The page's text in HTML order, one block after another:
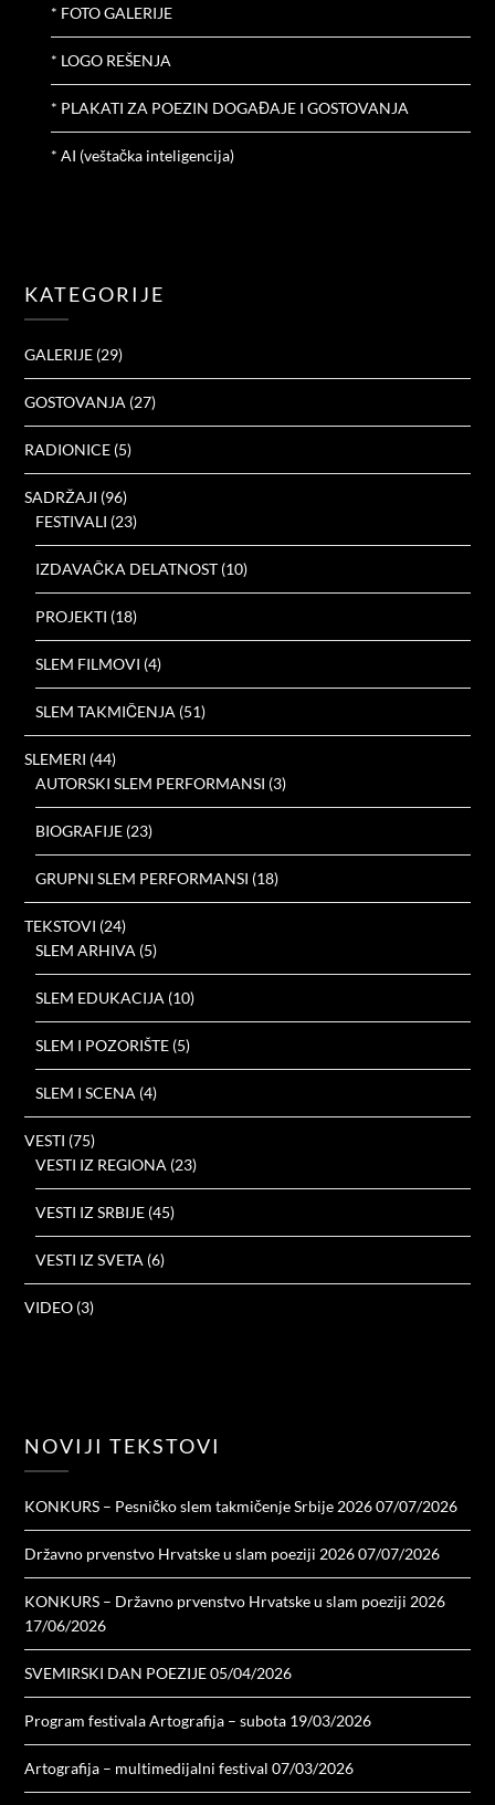
* FOTO GALERIJE
* LOGO REŠENJA
* PLAKATI ZA POEZIN DOGAĐAJE I GOSTOVANJA
* AI (veštačka inteligencija)
KATEGORIJE
GALERIJE (29)
GOSTOVANJA (27)
RADIONICE (5)
SADRŽAJI (96)
FESTIVALI (23)
IZDAVAČKA DELATNOST (10)
PROJEKTI (18)
SLEM FILMOVI (4)
SLEM TAKMIČENJA (51)
SLEMERI (44)
AUTORSKI SLEM PERFORMANSI (3)
BIOGRAFIJE (23)
GRUPNI SLEM PERFORMANSI (18)
TEKSTOVI (24)
SLEM ARHIVA (5)
SLEM EDUKACIJA (10)
SLEM I POZORIŠTE (5)
SLEM I SCENA (4)
VESTI (75)
VESTI IZ REGIONA (23)
VESTI IZ SRBIJE (45)
VESTI IZ SVETA (6)
VIDEO (3)
NOVIJI TEKSTOVI
KONKURS – Pesničko slem takmičenje Srbije 2026 07/07/2026
Državno prvenstvo Hrvatske u slam poeziji 2026 07/07/2026
KONKURS – Državno prvenstvo Hrvatske u slam poeziji 2026
17/06/2026
SVEMIRSKI DAN POEZIJE 05/04/2026
Program festivala Artografija – subota 19/03/2026
Artografija – multimedijalni festival 07/03/2026